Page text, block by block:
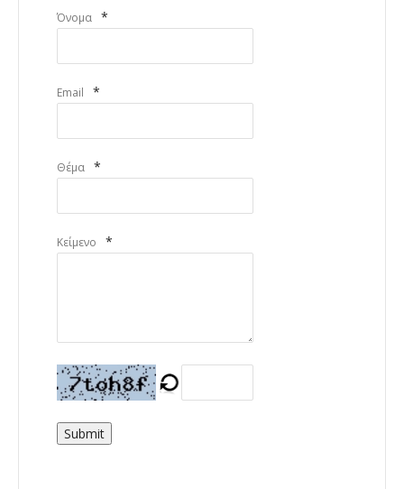
Όνομα *
Email *
Θέμα *
Κείμενο *
Submit